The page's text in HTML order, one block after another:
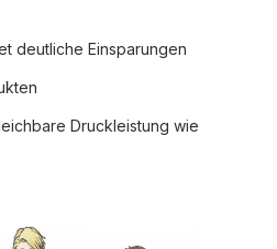
deutliche Einsparungen
Druckleistung wie